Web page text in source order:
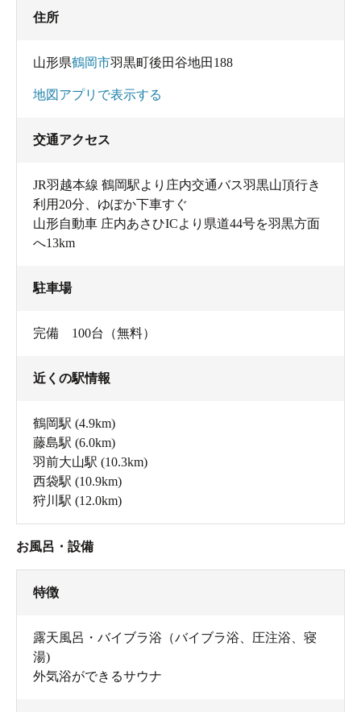
住所
山形県鶴岡市羽黒町後田谷地田188
地図アプリで表示する
交通アクセス
JR羽越本線 鶴岡駅より庄内交通バス羽黒山頂行き
利用20分、ゆぽか下車すぐ
山形自動車 庄内あさひICより県道44号を羽黒方面
へ13km
駐車場
完備 100台（無料）
近くの駅情報
鶴岡駅 (4.9km)
藤島駅 (6.0km)
羽前大山駅 (10.3km)
西袋駅 (10.9km)
狩川駅 (12.0km)
お風呂・設備
特徴
露天風呂・バイブラ浴（バイブラ浴、圧注浴、寝
湯)
外気浴ができるサウナ